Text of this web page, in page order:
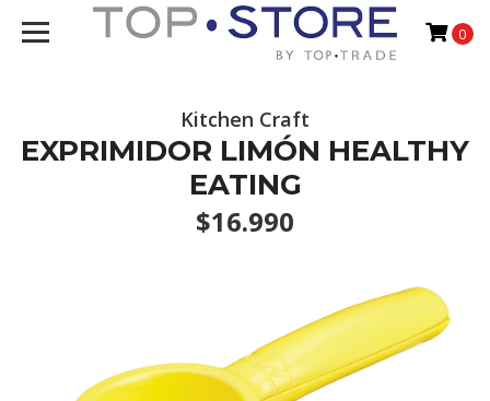
0
Kitchen Craft
EXPRIMIDOR LIMÓN HEALTHY
EATING
$16.990